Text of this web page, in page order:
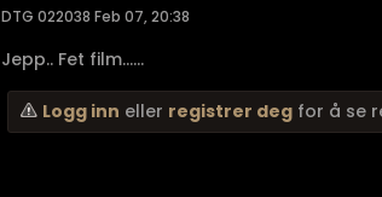
DTG 022038 Feb 07, 20:38
Jepp.. Fet film......
Logg inn eller registrer deg for å se